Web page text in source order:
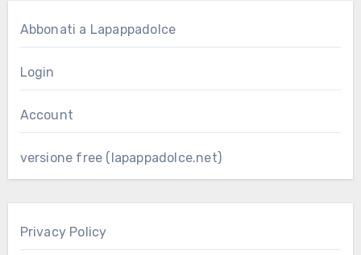
Abbonati a Lapappadolce
Login
Account
versione free (lapappadolce.net)
Privacy Policy